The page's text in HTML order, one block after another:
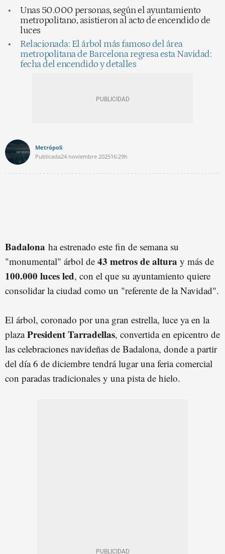
Unas 50.000 personas, según el ayuntamiento
metropolitano, asistieron al acto de encendido de
luces
Relacionada: El árbol más famoso del área
metropolitana de Barcelona regresa esta Navidad:
fecha del encendido y detalles
Metrópoli
Publicada24 noviembre 202516:29h
Badalona ha estrenado este fin de semana su
"monumental" árbol de 43 metros de altura y más de
100.000 luces led, con el que su ayuntamiento quiere
consolidar la ciudad como un "referente de la Navidad".
El árbol, coronado por una gran estrella, luce ya en la
plazaPresident Tarradellas, convertida en epicentro de
las celebraciones navideñas de Badalona, donde a partir
del día 6 de diciembre tendrá lugar una feria comercial
con paradas tradicionales y una pista de hielo.